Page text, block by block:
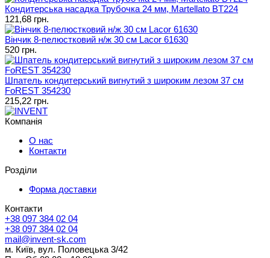
Кондитерська насадка Трубочка 24 мм, Martellato BT224
121,68 грн.
Вінчик 8-пелюстковий н/ж 30 см Lacor 61630
520 грн.
Шпатель кондитерський вигнутий з широким лезом 37 см
FoREST 354230
215,22 грн.
Компанія
О нас
Контакти
Розділи
Форма доставки
Контакти
+38 097 384 02 04
+38 097 384 02 04
mail@invent-sk.com
м. Київ, вул. Половецька 3/42